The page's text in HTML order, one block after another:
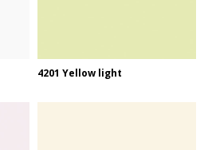
4201 Yellow light